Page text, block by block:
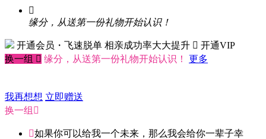

缘分，从送第一份礼物开始认识！
开通会员・飞速脱单 相亲成功率大大提升  开通VIP
换一组  缘分，从送第一份礼物开始认识！ 更多
我再想想 立即赠送
换一组 
如果你可以给我一个未来，那么我会给你一辈子幸